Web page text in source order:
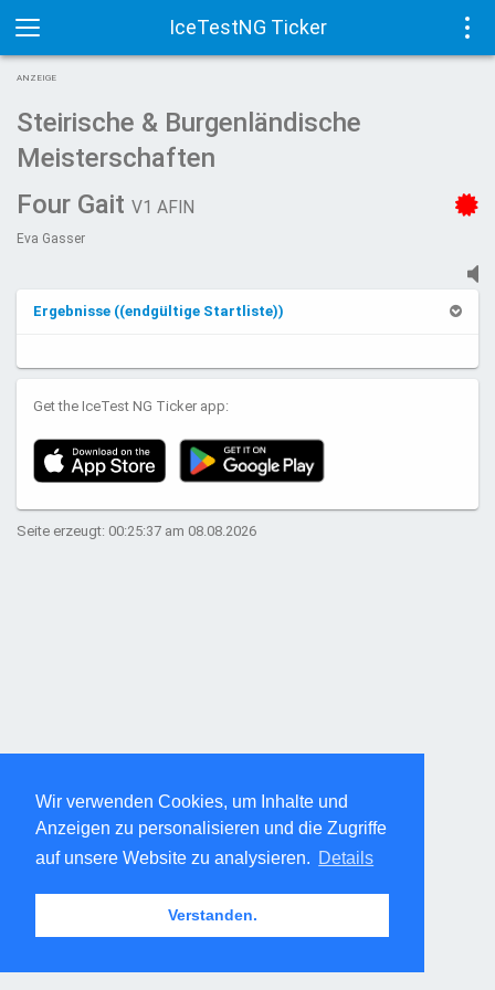
Wir verwenden Cookies, um Inhalte und
Anzeigen zu personalisieren und die Zugriffe
auf unsere Website zu analysieren. Details
Verstanden.
IceTestNG Ticker
Toggle
navigation
ANZEIGE
Steirische & Burgenländische
Meisterschaften
Four Gait V1 AFIN
Eva Gasser
Ergebnisse ((endgültige Startliste))
Get the IceTest NG Ticker app:
Seite erzeugt: 00:25:37 am 08.08.2026